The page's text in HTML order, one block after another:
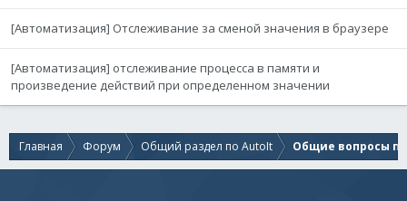
[Автоматизация] Отслеживание за сменой значения в браузере
[Автоматизация] отслеживание процесса в памяти и
произведение действий при определенном значении
Главная Форум Общий раздел по AutoIt Общие вопросы